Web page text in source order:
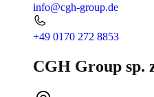
info@cgh-group.de
+49 0170 272 8853
CGH Group sp.